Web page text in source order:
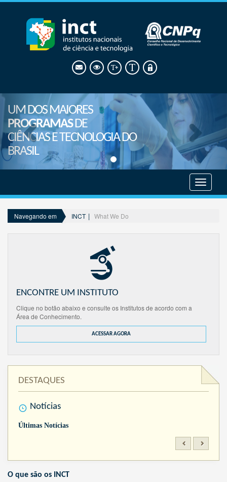
UM DOS MAIORES
PROGRAMASDE
CIÊNCIAS E TECNOLOGIA DO
BRASIL
menu
Navegando em INCT What We Do
ENCONTRE UM INSTITUTO
Clique no botão abaixo e consulte os Institutos de acordo com a
Área de Conhecimento.
ACESSAR AGORA
DESTAQUES
Notícias
Últimas Notícias
O que são os INCT